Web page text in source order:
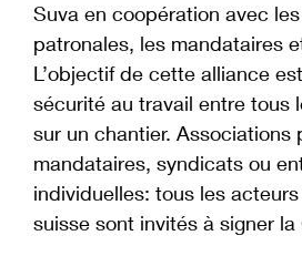
Suva en coopération avec
patronales, les mandataires
L’objectif de cette alliance
sécurité au travail entre tous
sur un chantier. Associations
mandataires, syndicats ou
individuelles: tous les
suisse sont invités à signer la